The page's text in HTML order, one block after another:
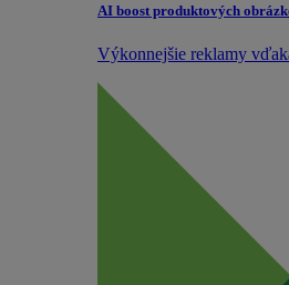
AI boost produktových
Výkonnejšie reklamy